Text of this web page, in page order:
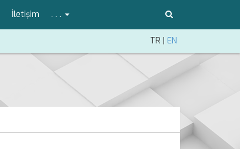
İletişim . . .
TR | EN